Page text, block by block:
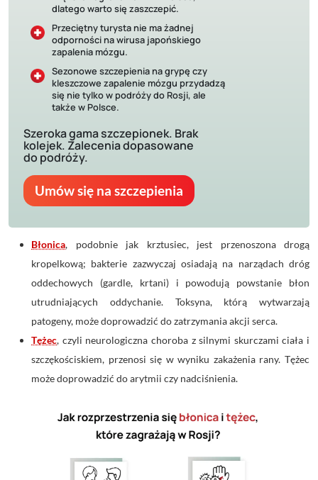
dlatego warto się zaszczepić.
Przeciętny turysta nie ma żadnej
odporności na wirusa japońskiego
zapalenia mózgu.
Sezonowe szczepienia na grypę czy
kleszczowe zapalenie mózgu przydadzą
się nie tylko w podróży do Rosji, ale
także w Polsce.
Szeroka gama szczepionek. Brak
kolejek. Zalecenia dopasowane
do podróży.
Umów się na szczepienia
Błonica, podobnie jak krztusiec, jest przenoszona drogą
kropelkową; bakterie zazwyczaj osiadają na narządach dróg
oddechowych (gardle, krtani) i powodują powstanie błon
utrudniających oddychanie. Toksyna, którą wytwarzają
patogeny, może doprowadzić do zatrzymania akcji serca.
Tężec, czyli neurologiczna choroba z silnymi skurczami ciała i
szczękościskiem, przenosi się w wyniku zakażenia rany. Tężec
może doprowadzić do arytmii czy nadciśnienia.